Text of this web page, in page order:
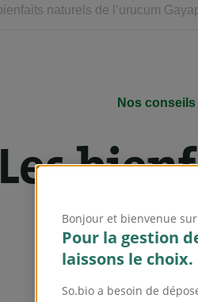
naturels de l’urucum
Nos
Les
Bonjour et bienvenue
Pour la gestion
laissons le choix.
So.bio a besoin de